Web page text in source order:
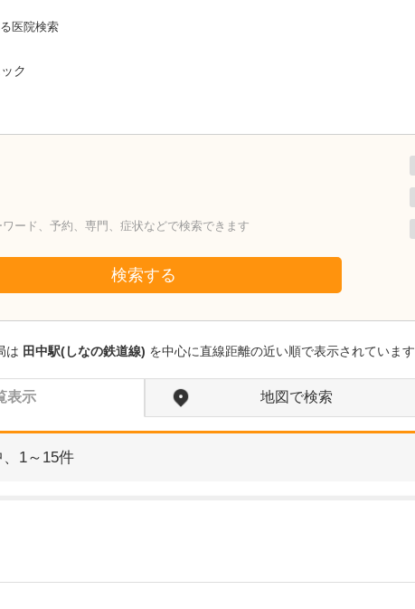
医院検索
ク
ード、予約、専門、症状などで検索できます
検索する
は 田中駅(しなの鉄道線) を中心に直線距離の近い順で表示されています
表示 地図で検索
1～15件
宮城県仙台市泉区
八乙女駅前内科小児科クリニック
貴院の特長を教えてください。
基本的に月・水・木・金
の週4日は夜9時まで、土